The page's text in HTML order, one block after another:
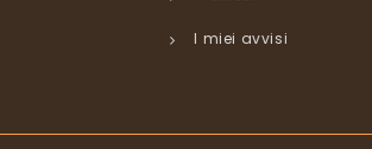
I miei avvisi